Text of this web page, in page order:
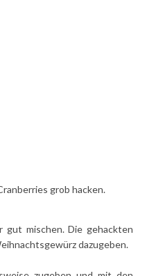
grob hacken.
gut mischen. Die gehackten
dazugeben.